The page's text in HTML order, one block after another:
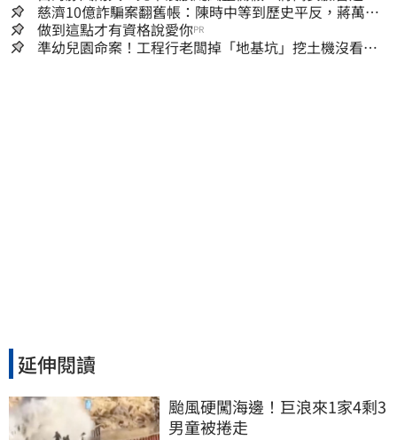
友灌爆：標準在哪？
慈濟10億詐騙案翻舊帳：陳時中等到歷史平反，蔣萬安
償還2022政治利息
做到這點才有資格說愛你PR
準幼兒園命案！工程行老闆掉「地基坑」挖土機沒看
延伸閱讀
颱風硬闖海邊！巨浪來1家4剩3
男童被捲走